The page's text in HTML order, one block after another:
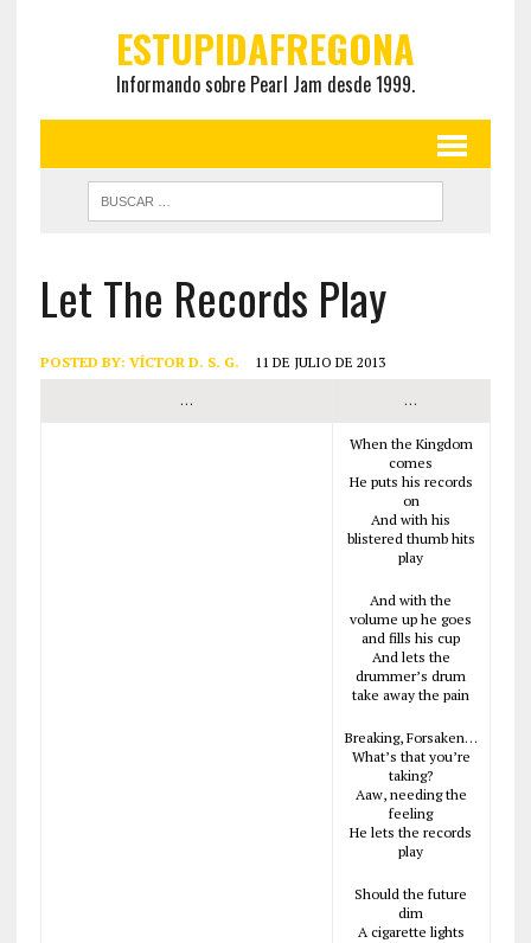
ESTUPIDAFREGONA
Informando sobre Pearl Jam desde 1999.
Let The Records Play
POSTED BY: VÍCTOR D. S. G. 11 DE JULIO DE 2013
… …
When the Kingdom
comes
He puts his records
on
And with his
blistered thumb hits
play
And with the
volume up he goes
and fills his cup
And lets the
drummer’s drum
take away the pain
Breaking, Forsaken…
What’s that you’re
taking?
Aaw, needing the
feeling
He lets the records
play
Should the future
dim
A cigarette lights